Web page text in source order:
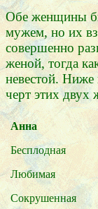
Обе женщины
мужем, но их
совершенно
женой, тогда
невестой.
черт этих
Анна
Бесплодная
Любимая
Сокрушенная